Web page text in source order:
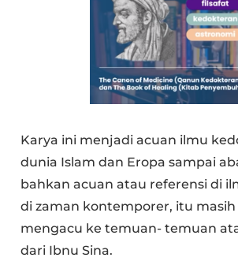
Karya ini menjadi acuan ilmu
dunia Islam dan Eropa sampai
bahkan acuan atau referensi di
di zaman kontemporer, itu
mengacu ke temuan- temuan
dari Ibnu Sina.